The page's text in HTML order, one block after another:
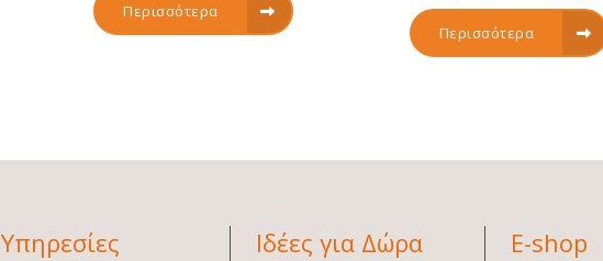
Περισσότερα
Περισσότερα
Υπηρεσίες Ιδέες για Δώρα E-shop